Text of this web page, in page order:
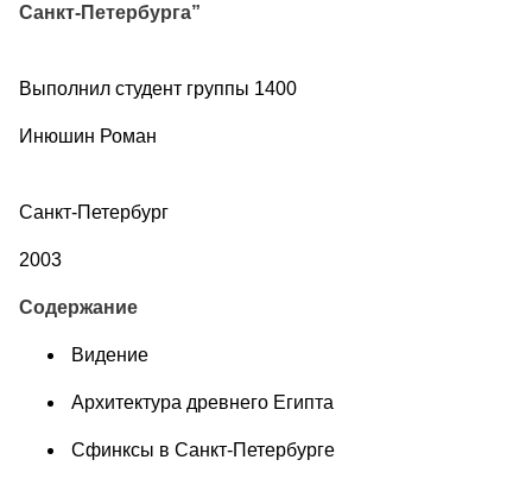
Санкт-Петербурга”
Выполнил студент группы 1400
Инюшин Роман
Санкт-Петербург
2003
Содержание
Видение
Архитектура древнего Египта
Сфинксы в Санкт-Петербурге